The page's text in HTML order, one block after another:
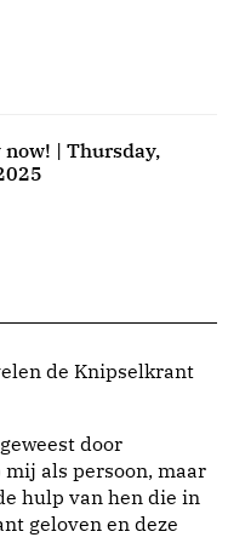
now! | Thursday,
de Knipselkrant
door
als persoon, maar
hulp van hen die in
geloven en deze